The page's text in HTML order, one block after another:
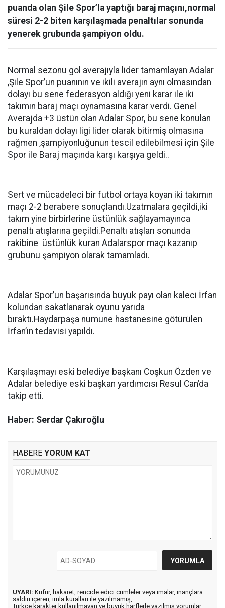
puanda olan Şile Spor’la yaptığı baraj maçını,normal
süresi 2-2 biten karşılaşmada penaltılar sonunda
yenerek grubunda şampiyon oldu.
Normal sezonu gol averajıyla lider tamamlayan Adalar
,Şile Spor’un puanının ve ikili averajın aynı olmasından
dolayı bu sene federasyon aldığı yeni karar ile iki
takımın baraj maçı oynamasına karar verdi. Genel
Averajda +3 üstün olan Adalar Spor, bu sene konulan
bu kuraldan dolayı ligi lider olarak bitirmiş olmasına
rağmen ,şampiyonluğunun tescil edilebilmesi için Şile
Spor ile Baraj maçında karşı karşıya geldi..
Sert ve mücadeleci bir futbol ortaya koyan iki takımın
maçı 2-2 berabere sonuçlandı.Uzatmalara geçildi,iki
takım yine birbirlerine üstünlük sağlayamayınca
penaltı atışlarına geçildi.Penaltı atışları sonunda
rakibine üstünlük kuran Adalarspor maçı kazanıp
grubunu şampiyon olarak tamamladı.
Adalar Spor’un başarısında büyük payı olan kaleci İrfan
kolundan sakatlanarak oyunu yarıda
bıraktı.Haydarpaşa numune hastanesine götürülen
İrfan’ın tedavisi yapıldı.
Karşılaşmayı eski belediye başkanı Coşkun Özden ve
Adalar belediye eski başkan yardımcısı Resul Can’da
takip etti.
Haber: Serdar Çakıroğlu
HABERE YORUM KAT
UYARI: Küfür, hakaret, rencide edici cümleler veya imalar, inançlara
saldırı içeren, imla kuralları ile yazılmamış,
Türkçe karakter kullanılmayan ve büyük harflerle yazılmış yorumlar